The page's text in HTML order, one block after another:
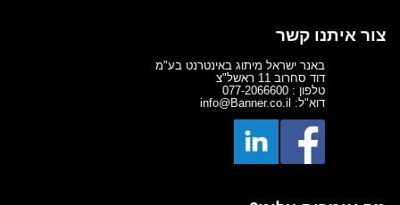
צור איתנו קשר
באנר ישראל מיתוג באינטרנט בע"מ
דוד סחרוב 11 ראשל"צ
טלפון : 077-2066600
דוא"ל: info@Banner.co.il